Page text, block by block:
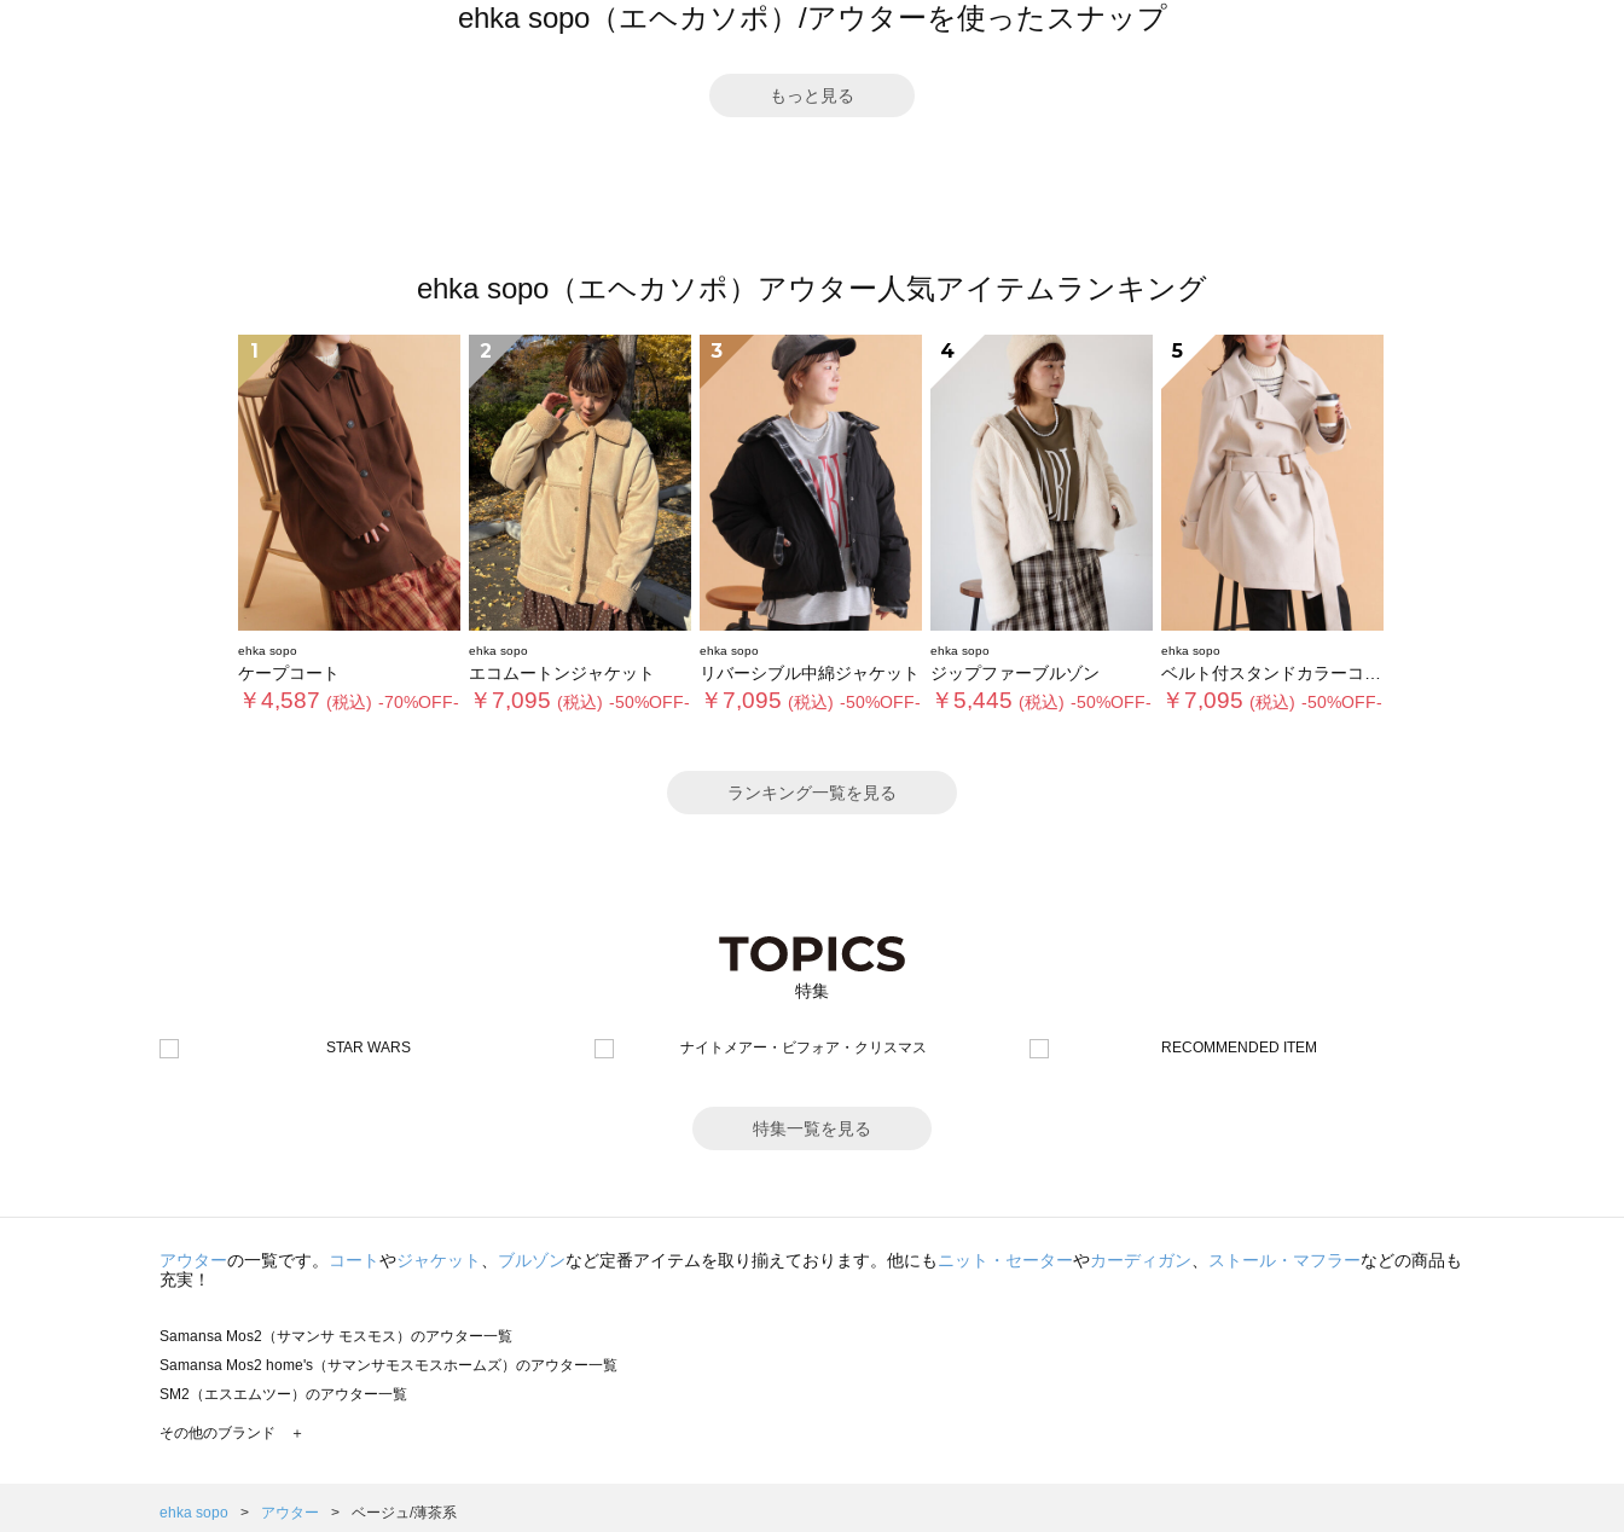
ehka sopo（エヘカソポ）/アウターを使ったスナップ
もっと見る
ehka sopo（エヘカソポ）アウター人気アイテムランキング
1
ehka sopo
ケープコート
￥4,587 (税込) -70%OFF-
2
ehka sopo
エコムートンジャケット
￥7,095 (税込) -50%OFF-
3
ehka sopo
リバーシブル中綿ジャケット
￥7,095 (税込) -50%OFF-
4
ehka sopo
ジップファーブルゾン
￥5,445 (税込) -50%OFF-
5
ehka sopo
ベルト付スタンドカラーコート
￥7,095 (税込) -50%OFF-
ランキング一覧を見る
特集
特集一覧を見る
アウターの一覧です。 コートやジャケット 、 ブルゾンなど定番アイテムを取り揃えております。他にもニット・セーターやカーディガン、 ストール・マフラーなどの商品も
充実！
Samansa Mos2（サマンサ モスモス）のアウター一覧
Samansa Mos2 home's（サマンサモスモスホームズ）のアウター一覧
SM2（エスエムツー）のアウター一覧
TSUHARU by Samansa Mos2（ツハルバイサマンサモスモス）のアウター一覧
Samansa Mos2 Lagom（サマンサモスモス ラーゴム）のアウター一覧
その他のブランド ＋
ehka sopo アウター ベージュ/薄茶系